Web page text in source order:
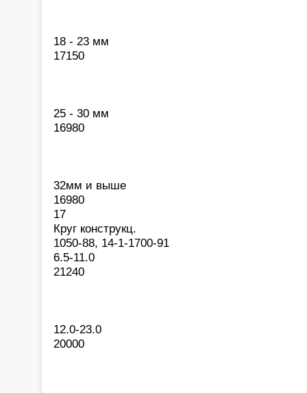
18 - 23 мм
17150
25 - 30 мм
16980
32мм и выше
16980
17
Круг конструкц.
1050-88, 14-1-1700-91
6.5-11.0
21240
12.0-23.0
20000